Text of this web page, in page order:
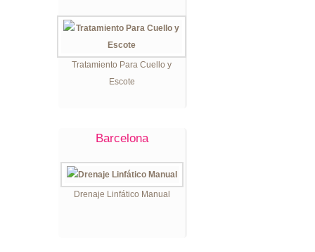
Tratamiento Para Cuello y
Escote
Barcelona
Drenaje Linfático Manual